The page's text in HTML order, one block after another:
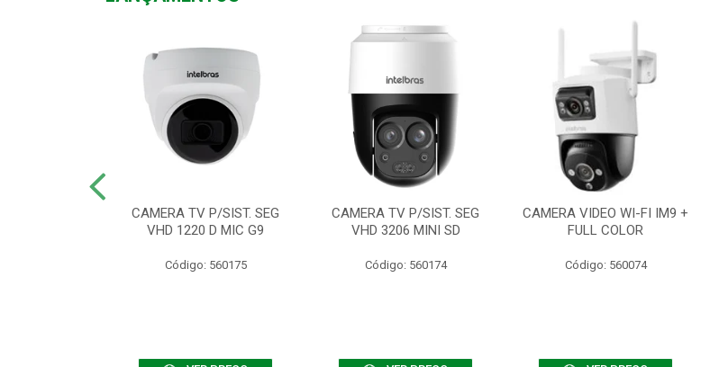
CAMERA TV P/SIST. SEG
VHD 1220 D MIC G9
Código: 560175
CAMERA TV P/SIST. SEG
VHD 3206 MINI SD
Código: 560174
CAMERA VIDEO WI-FI IM9 +
FULL COLOR
Código: 560074